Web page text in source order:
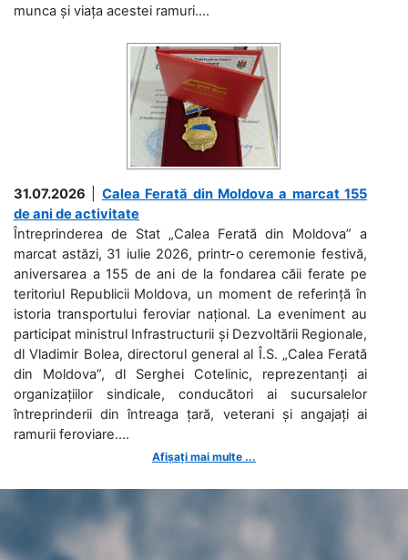
munca și viața acestei ramuri....
31.07.2026
Calea Ferată din Moldova a marcat 155
de ani de activitate
Întreprinderea de Stat „Calea Ferată din Moldova” a
marcat astăzi, 31 iulie 2026, printr-o ceremonie festivă,
aniversarea a 155 de ani de la fondarea căii ferate pe
teritoriul Republicii Moldova, un moment de referință în
istoria transportului feroviar național. La eveniment au
participat ministrul Infrastructurii și Dezvoltării Regionale,
dl Vladimir Bolea, directorul general al Î.S. „Calea Ferată
din Moldova”, dl Serghei Cotelinic, reprezentanți ai
organizațiilor sindicale, conducători ai sucursalelor
întreprinderii din întreaga țară, veterani și angajați ai
ramurii feroviare....
Afișați mai multe ...